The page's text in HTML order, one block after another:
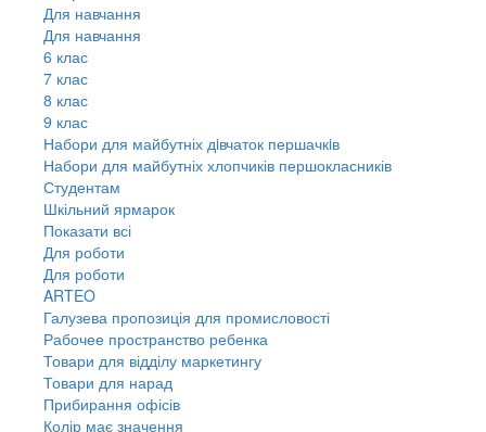
Для навчання
Для навчання
6 клас
7 клас
8 клас
9 клас
Набори для майбутніх дiвчаток першачкiв
Набори для майбутніх хлопчиків першокласників
Студентам
Шкільний ярмарок
Показати всі
Для роботи
Для роботи
ARTEO
Галузева пропозиція для промисловості
Рабочее пространство ребенка
Товари для відділу маркетингу
Товари для нарад
Прибирання офісів
Колір має значення